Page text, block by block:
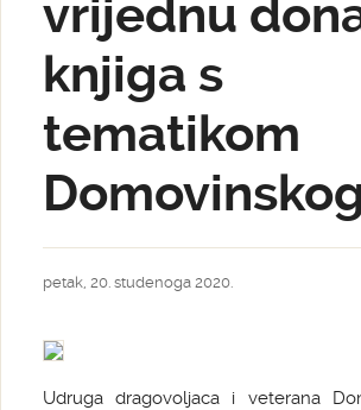
vrijednu
knjiga s
tematikom
petak, 20. studenoga 2020.
Udruga dragovoljaca i veterana